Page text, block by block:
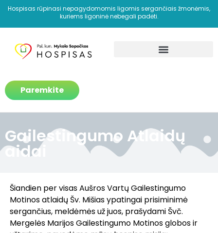
Hospisas rūpinasi nepagydomomis ligomis sergančiais žmonėmis,
kuriems ligoninė nebegali padėti.
Paremkite
Gailestingumo Atlaidų
aidai
Šiandien per visas Aušros Vartų Gailestingumo
Motinos atlaidų Šv. Mišias ypatingai prisiminimė
sergančius, meldėmės už juos, prašydami Švč.
Mergelės Marijos Gailestingumo Motinos globos ir